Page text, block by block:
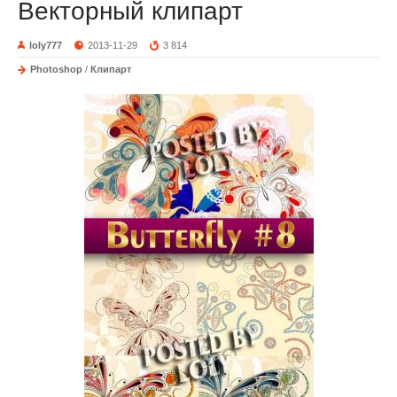
Векторный клипарт
loly777 2013-11-29 3 814
Photoshop / Клипарт